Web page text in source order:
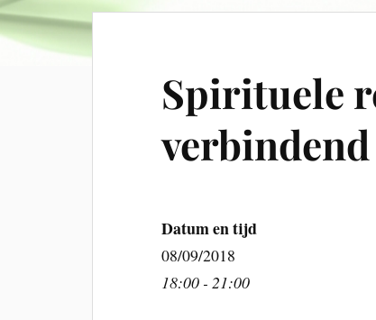
Spirituele
Datum en tijd
08/09/2018
18:00 - 21:00